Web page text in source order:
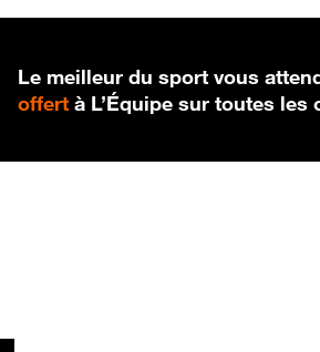
Le meilleur du sport vous
offert à L’Équipe sur toutes les